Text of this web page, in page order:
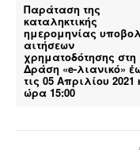
Παράταση της
καταληκτικής
ημερομηνίας
αιτήσεων
χρηματοδότησης στη
Δράση «e-λιανικό»
τις 05 Απριλίου 2021
ώρα 15:00